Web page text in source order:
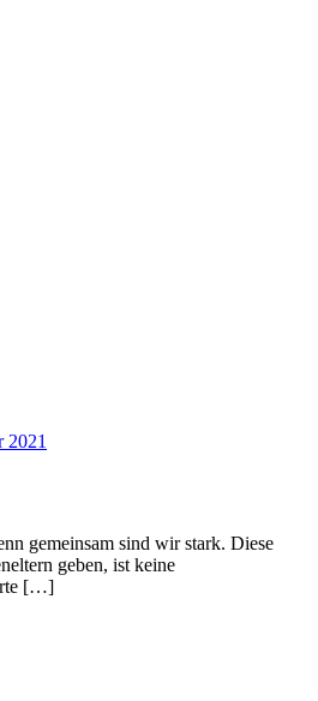
2021
gemeinsam sind wir stark. Diese
geben, ist keine
[…]